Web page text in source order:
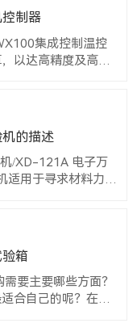
制器
集成控制温控
以达高精度及高效
的描述
/XD-121A 电子万
适用于寻求材料力与
原理： 本机采用液
箱
要主要哪些方面？
合自己的呢？在